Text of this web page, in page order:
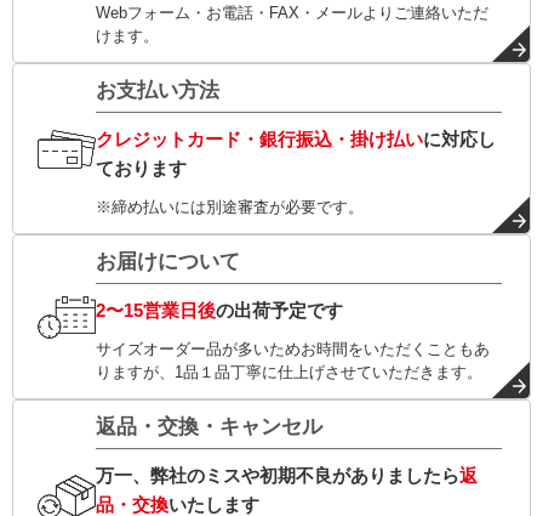
Webフォーム・お電話・FAX・メールよりご連絡いただ
けます。
お支払い方法
クレジットカード・銀行振込・掛け払いに対応し
ております
※締め払いには別途審査が必要です。
お届けについて
2〜15営業日後の出荷予定です
サイズオーダー品が多いためお時間をいただくこともあ
りますが、1品１品丁寧に仕上げさせていただきます。
返品・交換・キャンセル
万一、弊社のミスや初期不良がありましたら返
品・交換いたします